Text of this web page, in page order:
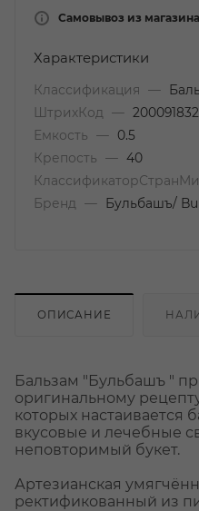
Самовывоз из
Характеристики
Классификация —
ШтрихКод
—
Емкость
—
0.5
Крепость
— 40
Бренд
— Бульбашъ/
ОПИСАНИЕ
Бальзам "Бульбашъ "
оригинальному
которых настаивается
вкусовые и лечебные
неповторимый букет.
Артезианская
ректификованный из